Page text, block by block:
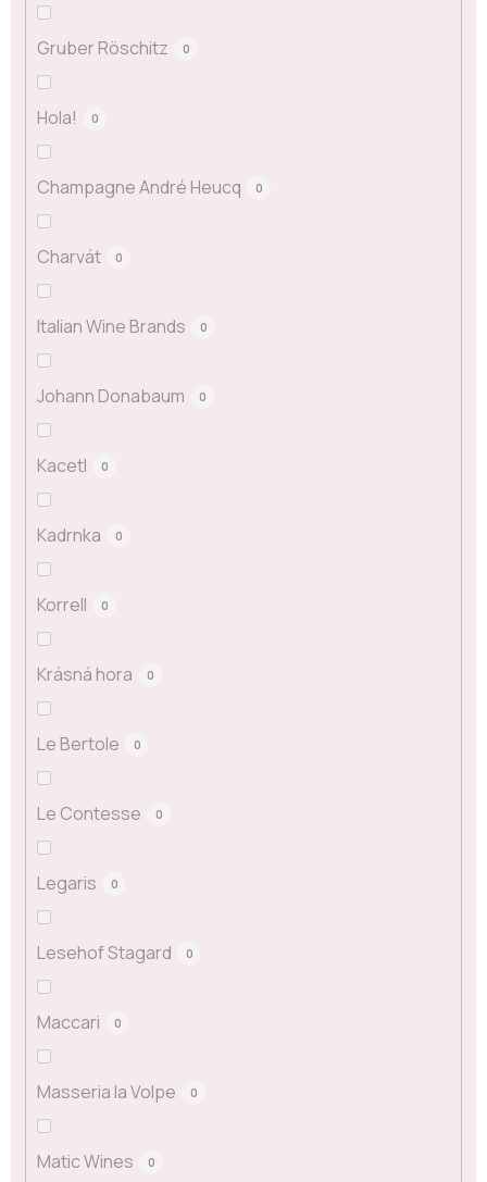
Gruber Röschitz 0
Hola! 0
Champagne André Heucq 0
Charvát 0
Italian Wine Brands 0
Johann Donabaum 0
Kacetl 0
Kadrnka 0
Korrell 0
Krásná hora 0
Le Bertole 0
Le Contesse 0
Legaris 0
Lesehof Stagard 0
Maccari 0
Masseria la Volpe 0
Matic Wines 0